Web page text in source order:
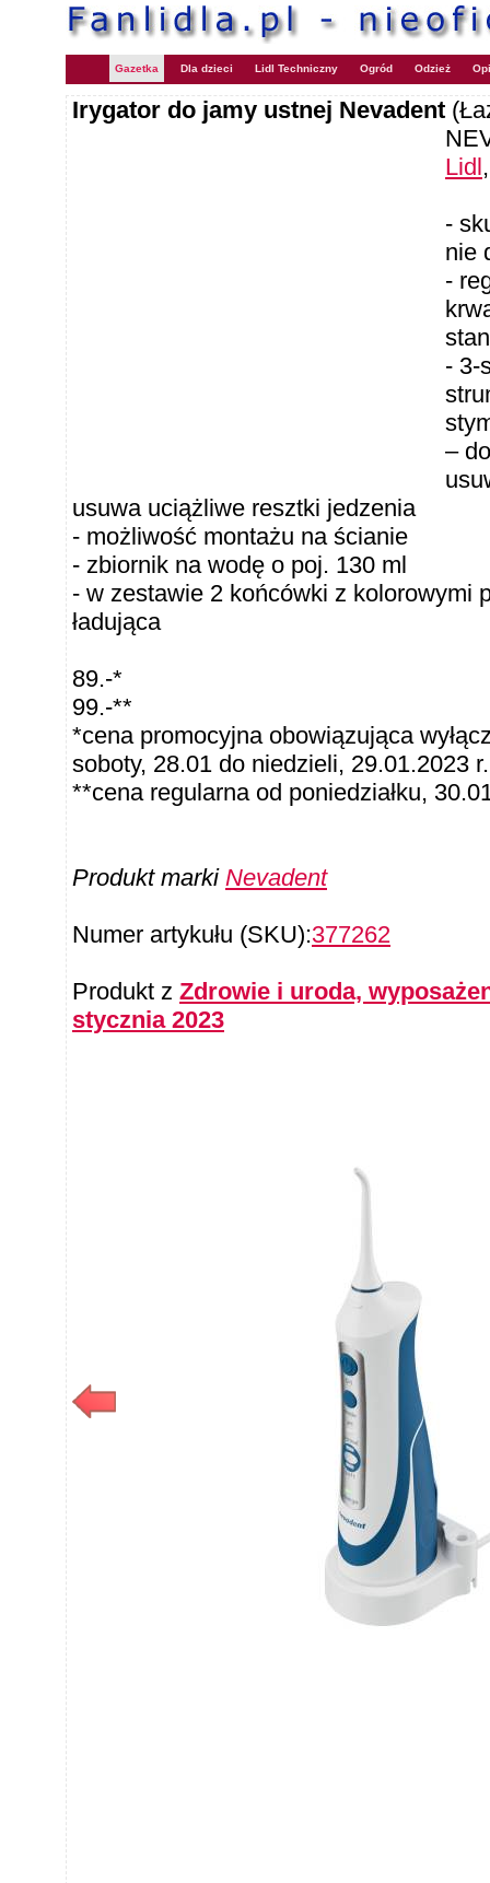
Gazetka Dla dzieci Lidl Techniczny Ogród Odzież
Irygator do jamy ustnej Nevadent
Lidl
-
nie
-
- 3-
–
usuwa uciążliwe resztki jedzenia
- możliwość montażu na ścianie
- zbiornik na wodę o poj. 130 ml
- w zestawie 2 końcówki z kolorowymi
ładująca
89.-*
99.-**
*cena promocyjna obowiązująca
soboty, 28.01 do niedzieli, 29.01.2023
**cena regularna od poniedziałku,
Produkt marki Nevadent
Numer artykułu (SKU):377262
Produkt z Zdrowie i uroda,
stycznia 2023